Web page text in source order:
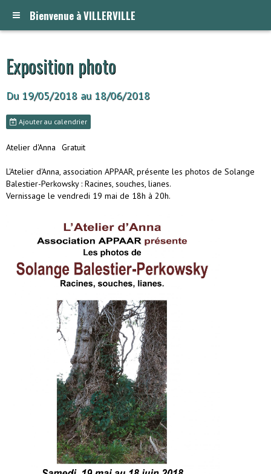
Bienvenue à VILLERVILLE
Exposition photo
Du 19/05/2018 au 18/06/2018
Ajouter au calendrier
Atelier d'Anna Gratuit
L'Atelier d'Anna, association APPAAR, présente les photos de Solange
Balestier-Perkowsky : Racines, souches, lianes.
Vernissage le vendredi 19 mai de 18h à 20h.